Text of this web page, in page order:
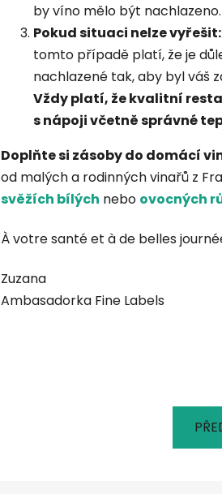
by víno mělo být nachlazeno.
Pokud situaci nelze vyřešit:
tomto případě platí, že je
nachlazené tak, aby byl váš
Vždy platí, že kvalitní
s nápoji včetně správné
Doplňte si zásoby do domácí
od malých a rodinných vinařů z
svěžích bílých nebo ovocných
À votre santé et à de belles
Zuzana
Ambasadorka Fine Labels